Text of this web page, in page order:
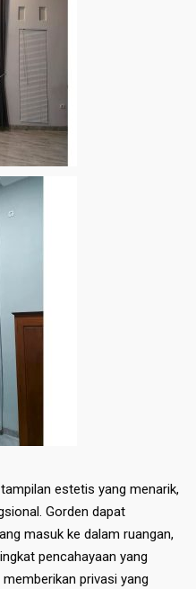
estetis yang menarik,
Gorden dapat
masuk ke dalam ruangan,
pencahayaan yang
privasi yang